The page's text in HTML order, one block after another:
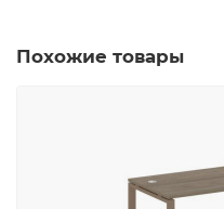
Похожие товары